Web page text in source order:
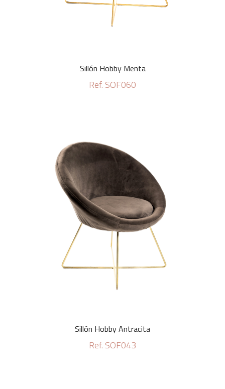
Sillón Hobby Menta
Ref. SOF060
Sillón Hobby Antracita
Ref. SOF043